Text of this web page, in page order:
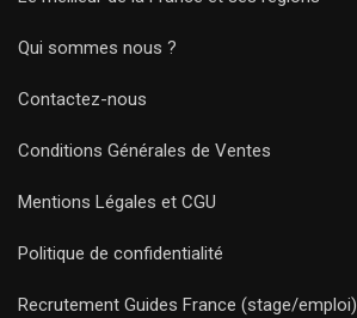
Qui sommes nous ?
Contactez-nous
Conditions Générales de Ventes
Mentions Légales et CGU
Politique de confidentialité
Recrutement Guides France (stage/emploi)